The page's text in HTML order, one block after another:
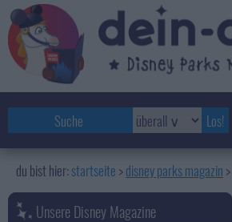
startseite disney parks magazin >
Unsere Disney Magazine